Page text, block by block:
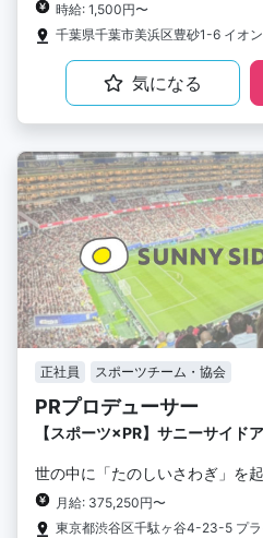
時給: 1,500円〜
千葉県千葉市美浜区豊砂1-6 イオ
気になる
正社員 スポーツチーム・協会
PRプロデューサー
【スポーツ×PR】サニーサイド
世の中に「たのしいさわぎ」を
月給: 375,250円〜
東京都渋谷区千駄ヶ谷4-23-5 プ